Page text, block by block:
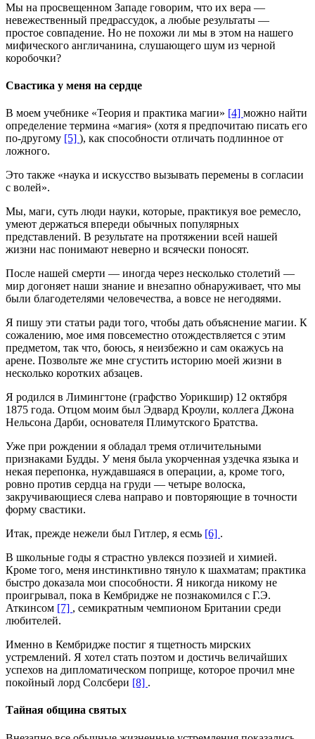
Мы на просвещенном Западе говорим, что их вера —
невежественный предрассудок, а любые результаты —
простое совпадение. Но не похожи ли мы в этом на нашего
мифического англичанина, слушающего шум из черной
коробочки?
Свастика у меня на сердце
В моем учебнике «Теория и практика магии» [4] можно найти
определение термина «магия» (хотя я предпочитаю писать его
по-другому [5] ), как способности отличать подлинное от
ложного.
Это также «наука и искусство вызывать перемены в согласии
с волей».
Мы, маги, суть люди науки, которые, практикуя вое ремесло,
умеют держаться впереди обычных популярных
представлений. В результате на протяжении всей нашей
жизни нас понимают неверно и всячески поносят.
После нашей смерти — иногда через несколько столетий —
мир догоняет наши знание и внезапно обнаруживает, что мы
были благодетелями человечества, а вовсе не негодяями.
Я пишу эти статьи ради того, чтобы дать объяснение магии. К
сожалению, мое имя повсеместно отождествляется с этим
предметом, так что, боюсь, я неизбежно и сам окажусь на
арене. Позвольте же мне сгустить историю моей жизни в
несколько коротких абзацев.
Я родился в Лимингтоне (графство Уорикшир) 12 октября
1875 года. Отцом моим был Эдвард Кроули, коллега Джона
Нельсона Дарби, основателя Плимутского Братства.
Уже при рождении я обладал тремя отличительными
признаками Будды. У меня была укорченная уздечка языка и
некая перепонка, нуждавшаяся в операции, а, кроме того,
ровно против сердца на груди — четыре волоска,
закручивающиеся слева направо и повторяющие в точности
форму свастики.
Итак, прежде нежели был Гитлер, я есмь [6] .
В школьные годы я страстно увлекся поэзией и химией.
Кроме того, меня инстинктивно тянуло к шахматам; практика
быстро доказала мои способности. Я никогда никому не
проигрывал, пока в Кембридже не познакомился с Г.Э.
Аткинсом [7] , семикратным чемпионом Британии среди
любителей.
Именно в Кембридже постиг я тщетность мирских
устремлений. Я хотел стать поэтом и достичь величайших
успехов на дипломатическом поприще, которое прочил мне
покойный лорд Солсбери [8] .
Тайная община святых